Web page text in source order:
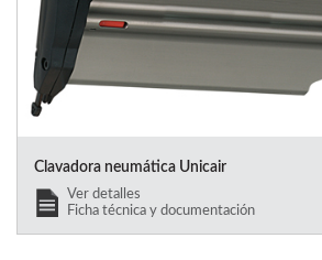
Clavadora neumática Unicair
Ver detalles
Ficha técnica y documentación